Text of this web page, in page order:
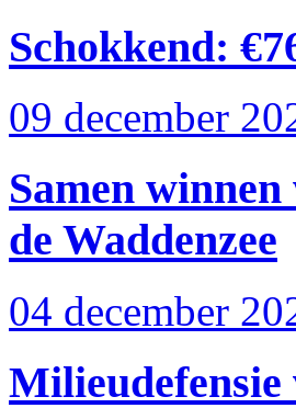
Schokkend:
09 december
Samen
de Waddenzee
04 december
Milieudefensie